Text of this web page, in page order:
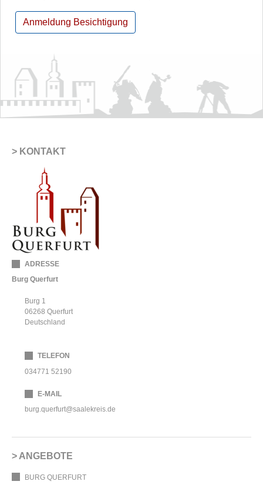
Anmeldung Besichtigung
KONTAKT
ADRESSE
Burg Querfurt
Burg 1
06268 Querfurt
Deutschland
TELEFON
034771 52190
E-MAIL
burg.querfurt@saalekreis.de
ANGEBOTE
BURG QUERFURT